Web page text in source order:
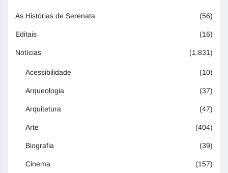
As Histórias de Serenata (56)
Editais (16)
Notícias (1.831)
Acessibilidade (10)
Arqueologia (37)
Arquitetura (47)
Arte (404)
Biografia (39)
Cinema (157)